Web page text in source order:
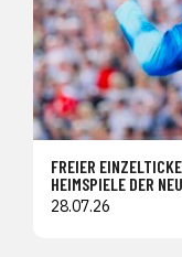
FREIER
HEIMSPIELE DER
28.07.26